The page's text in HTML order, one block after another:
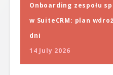
Onboarding zespołu
w SuiteCRM: plan
dni
14 July 2026